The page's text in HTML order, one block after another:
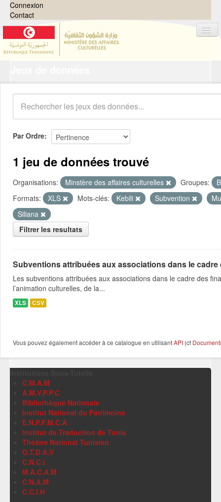
Connexion
Contact
Organisations
Groupes
Demandes 0
À propos
Par Ordre
1 jeu de données trouvé
Organisations: Minstère des affaires culturelles Groupes:
Formats:
XLS Mots-clés: Kebili Subvention
Siliana
Filtrer les resultats
Subventions attribuées aux associations dans le
Les subventions attribuées aux associations dans le cadre des
l’animation culturelles, de la...
XLS CSV
Vous pouvez également accéder à ce catalogue en utilisantAPI (cf
C.M.A.M
A.M.V.P.P.C
Bibliothèque Nationale
Institut National du Patrimoine
E.N.P.F.M.C.A
Institut de Traduction de Tunis
Théâtre National Tunisien
O.T.D.A.V
C.N.C.I
M.A.C.A.M
C.N.A.M
C.C.I.H